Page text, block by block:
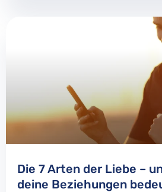
Die 7 Arten der Liebe –
deine Beziehungen